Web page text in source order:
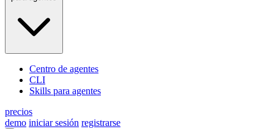
Centro de agentes
CLI
Skills para agentes
precios
demo iniciar sesión registrarse